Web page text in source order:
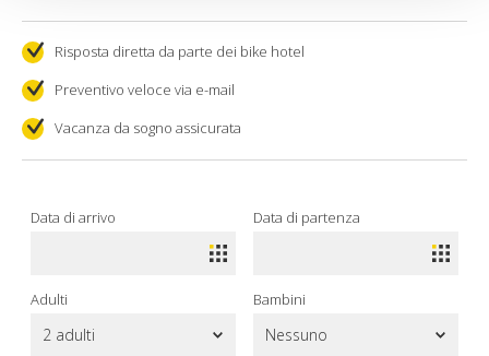
Risposta diretta da parte dei bike hotel
Preventivo veloce via e-mail
Vacanza da sogno assicurata
Data di arrivo Data di partenza
Adulti Bambini